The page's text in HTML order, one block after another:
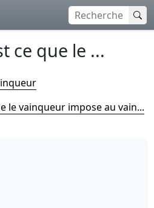
ce que le ...
le vainqueur impose au vain...